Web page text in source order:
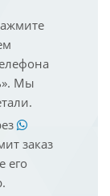
Мы
заказ
его